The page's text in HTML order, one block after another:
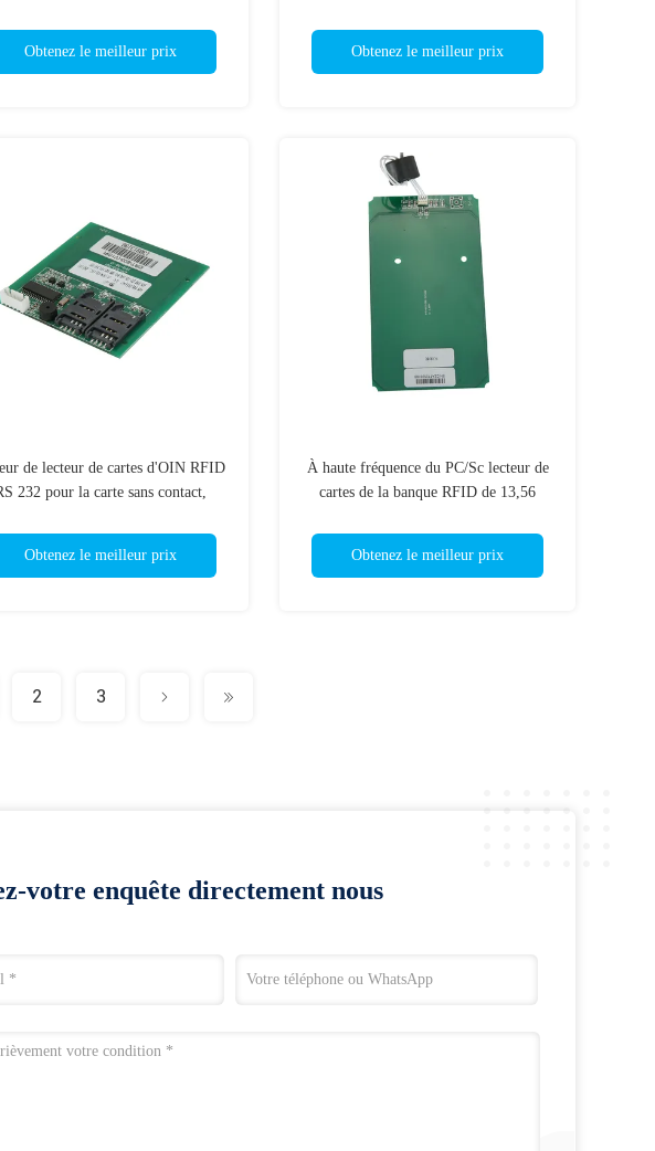
Obtenez le meilleur prix Obtenez le meilleur prix
de lecteur de cartes d'OIN RFID
232 pour la carte sans contact,
Obtenez le meilleur prix
À haute fréquence du PC/Sc lecteur de
cartes de la banque RFID de 13,56
Obtenez le meilleur prix
2 3
votre enquête directement nous